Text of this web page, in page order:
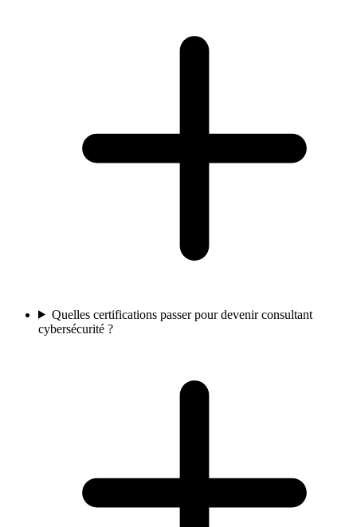
Quelles certifications passer pour devenir consultant
cybersécurité ?